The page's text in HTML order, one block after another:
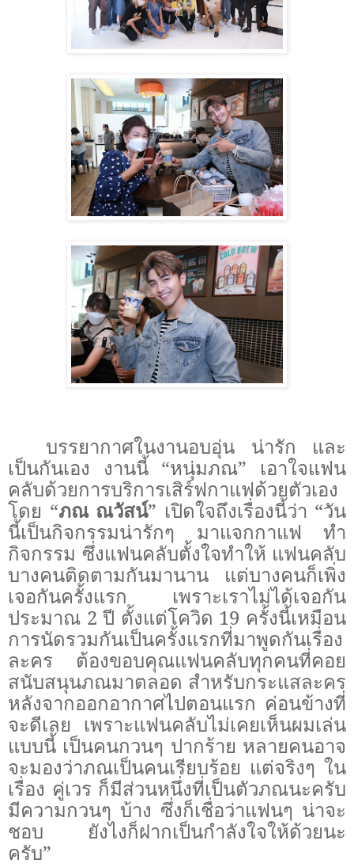
บรรยากาศในงานอบอุ่น น่ารัก และ
เป็นกันเอง งานนี้ “หนุ่มภณ” เอาใจแฟน
คลับด้วยการบริการเสิร์ฟกาแฟด้วยตัวเอง
โดย “ภณ ณวัสน์” เปิดใจถึงเรื่องนี้ว่า “วัน
นี้เป็นกิจกรรมน่ารักๆ มาแจกกาแฟ ทำ
กิจกรรม ซึ่งแฟนคลับตั้งใจทำให้ แฟนคลับ
บางคนติดตามกันมานาน แต่บางคนก็เพิ่ง
เจอกันครั้งแรก เพราะเราไม่ได้เจอกัน
ประมาณ 2ปี ตั้งแต่โควิด 19 ครั้งนี้เหมือน
การนัดรวมกันเป็นครั้งแรกที่มาพูดกันเรื่อง
ละคร ต้องขอบคุณแฟนคลับทุกคนที่คอย
สนับสนุนภณมาตลอด สำหรับกระแสละคร
หลังจากออกอากาศไปตอนแรก ค่อนข้างที่
จะดีเลย เพราะแฟนคลับไม่เคยเห็นผมเล่น
แบบนี้ เป็นคนกวนๆ ปากร้าย หลายคนอาจ
จะมองว่าภณเป็นคนเรียบร้อย แต่จริงๆ ใน
เรื่อง คู่เวร ก็มีส่วนหนึ่งที่เป็นตัวภณนะครับ
มีความกวนๆ บ้าง ซึ่งก็เชื่อว่าแฟนๆ น่าจะ
ชอบ ยังไงก็ฝากเป็นกำลังใจให้ด้วยนะ
ครับ”